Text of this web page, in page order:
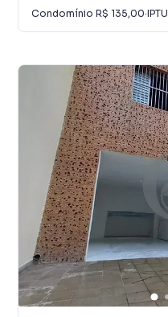
Condomínio R$ 135,00·IPTU